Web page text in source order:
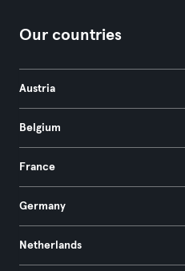
Our countries
Austria
Belgium
France
Germany
Netherlands